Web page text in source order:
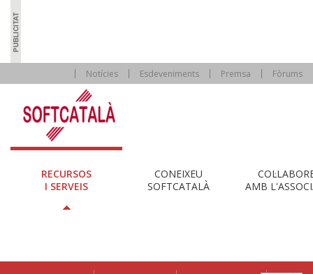
Notícies Esdeveniments Premsa Fòrums
RECURSOS
I SERVEIS
CONEIXEU
SOFTCATALÀ
AMB